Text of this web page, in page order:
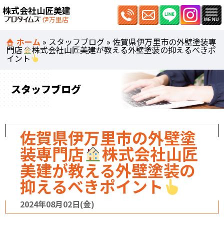
株式会社山匠美建
伊万里店
ホーム » スタッフブログ »佐賀県伊万里市の外壁塗装専
門店 株式会社山匠美建が教える外壁塗装の抑えるべきポ
イント
スタッフブログ
佐賀県伊万里市の外壁塗
装専門店 株式会社山匠
美建が教える外壁塗装の
抑えるべきポイント
2024年08月02日(金)